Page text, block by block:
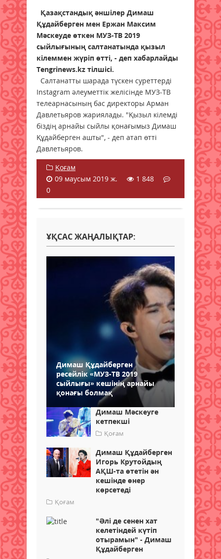
Қазақстандық әншілер Димаш
Құдайберген мен Ержан Максим
Мәскеуде өткен МУЗ-ТВ 2019
сыйлығының салтанатында қызыл
кілеммен жүріп өтті, - деп хабарлайды
Tengrinews.kz тілшісі.
Салтанатты шарада түскен суреттерді
Instagram әлеуметтік желісінде МУЗ-ТВ
телеарнасының бас директоры Арман
Давлетьяров жариялады. "Қызыл кілемді
біздің арнайы сыйлы қонағымыз Димаш
Құдайберген ашты", - деп атап өтті
Давлетьяров.
Қоғам
09 маусым 2019 ж.
1 848
0
ҰҚСАС ЖАҢАЛЫҚТАР:
Димаш Құдайберген
ресейлік «МУЗ-ТВ 2019
сыйлығы» кешінің арнайы
қонағы болмақ
Димаш Мәскеуге
кетпекші
Қоғам
Димаш Құдайберген
Игорь Крутойдың
АҚШ-та өтетін ән
кешінде өнер
көрсетеді
Қоғам
"Әлі де сенен хат
келетіндей күтіп
отырамын" - Димаш
Құдайберген